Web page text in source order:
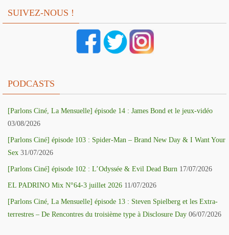
SUIVEZ-NOUS !
PODCASTS
[Parlons Ciné, La Mensuelle] épisode 14 : James Bond et le jeux-vidéo
03/08/2026
[Parlons Ciné] épisode 103 : Spider-Man – Brand New Day & I Want Your
Sex 31/07/2026
[Parlons Ciné] épisode 102 : L’Odyssée & Evil Dead Burn 17/07/2026
EL PADRINO Mix N°64-3 juillet 2026 11/07/2026
[Parlons Ciné, La Mensuelle] épisode 13 : Steven Spielberg et les Extra-
terrestres – De Rencontres du troisième type à Disclosure Day 06/07/2026